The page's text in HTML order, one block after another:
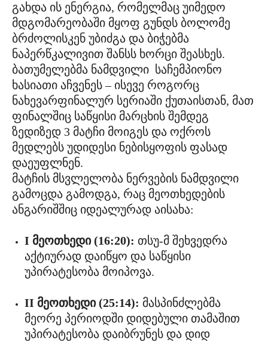
გახდა ის ენერგია, რომელმაც უიმედო
მდგომარეობაში მყოფ გუნდს ბოლომე
ბრძოლისკენ უბიძგა და ბიჭებმა
ნაპერწკალივით შანსს ხორცი შეასხეს.
ბათუმელებმა ნამდვილი საჩემპიონო
ხასიათი აჩვენეს – ისევე როგორც
ნახევარფინალურ სერიაში ქუთაისთან, მათ
ფინალშიც საწყისი მარცხის შემდეგ
ზედიზედ 3 მატჩი მოიგეს და ოქროს
მედლებს უდიდესი ნებისყოფის ფასად
დაეუფლნენ.
მატჩის მსვლელობა ნერვების ნამდვილი
გამოცდა გამოდგა, რაც მეოთხედების
ანგარიშშიც იდეალურად აისახა:
I მეოთხედი (16:20): თსუ-მ შეხვედრა
აქტიურად დაიწყო და საწყისი
უპირატესობა მოიპოვა.
II მეოთხედი (25:14): მასპინძლებმა
მეორე პერიოდში დიდებული თამაშით
უპირატესობა დაიბრუნეს და დიდ